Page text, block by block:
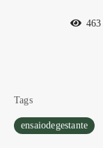
463
Tags
ensaiodegestante